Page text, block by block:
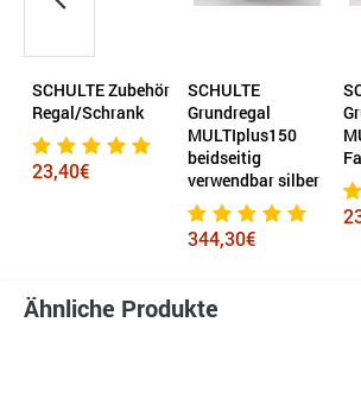
SCHULTE Zubehör
Regal/Schrank
23,40€
SCHULTE
Grundregal
MULTIplus150
beidseitig
verwendbar silber
344,30€
Ähnliche Produkte